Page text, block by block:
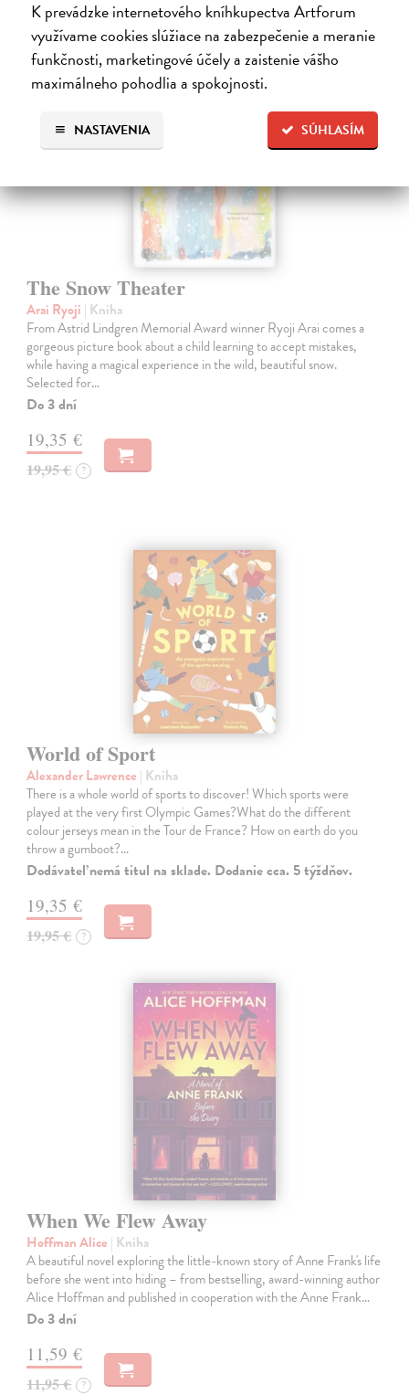
K prevádzke internetového kníhkupectva Artforum
využívame cookies slúžiace na zabezpečenie a meranie
funkčnosti, marketingové účely a zaistenie vášho
maximálneho pohodlia a spokojnosti.
SÚHLASÍM
NASTAVENIA
?
The Snow Theater
Arai Ryoji | Kniha
From Astrid Lindgren Memorial Award winner Ryoji Arai comes a
gorgeous picture book about a child learning to accept mistakes,
while having a magical experience in the wild, beautiful snow.
Selected for…
Do 3 dní
19,35 €
19,95 € ?
World of Sport
Alexander Lawrence | Kniha
There is a whole world of sports to discover! Which sports were
played at the very first Olympic Games?What do the different
colour jerseys mean in the Tour de France? How on earth do you
throw a gumboot?…
Dodávateľ nemá titul na sklade. Dodanie cca. 5 týždňov.
19,35 €
19,95 € ?
When We Flew Away
Hoffman Alice | Kniha
A beautiful novel exploring the little-known story of Anne Frank's life
before she went into hiding – from bestselling, award-winning author
Alice Hoffman and published in cooperation with the Anne Frank…
Do 3 dní
11,59 €
11,95 € ?